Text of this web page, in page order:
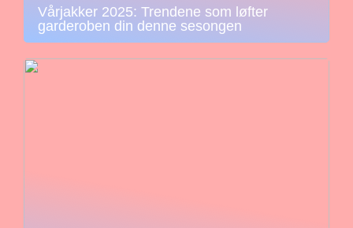
Vårjakker 2025: Trendene som løfter
garderoben din denne sesongen